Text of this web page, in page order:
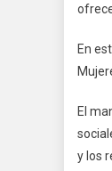
En
El
y los